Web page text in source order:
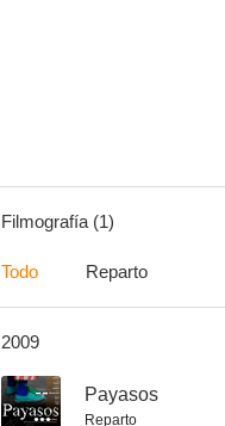
Filmografía (1)
Todo Reparto
2009
-- Payasos
Reparto